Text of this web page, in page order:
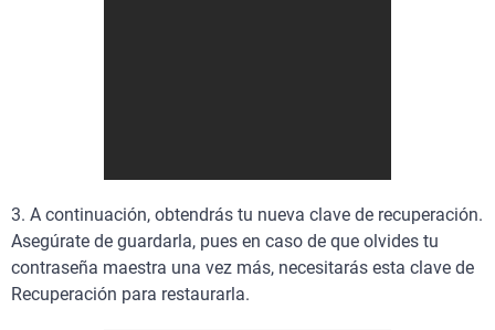
3. A continuación, obtendrás tu nueva clave de recuperación.
Asegúrate de guardarla, pues en caso de que olvides tu
contraseña maestra una vez más, necesitarás esta clave de
Recuperación para restaurarla.